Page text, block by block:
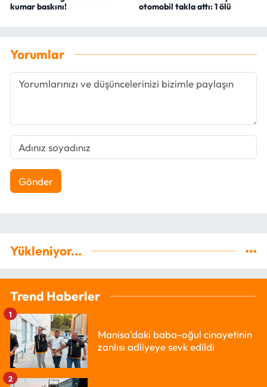
kumar baskını!
otomobil takla attı: 1 ölü
Yorumlar
Gönder
Yükleniyor...
Trend Haberler
Manisa'daki baba-oğul cinayetinin
zanlısı adliyeye sevk edildi
1
2